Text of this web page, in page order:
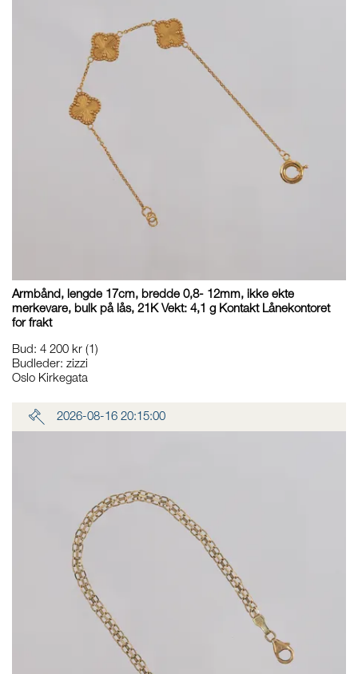
Armbånd, lengde 17cm, bredde 0,8- 12mm, ikke ekte
merkevare, bulk på lås, 21K Vekt: 4,1 g Kontakt Lånekontoret
for frakt
Bud: 4 200 kr (1)
Budleder: zizzi
Oslo Kirkegata
2026-08-16 20:15:00